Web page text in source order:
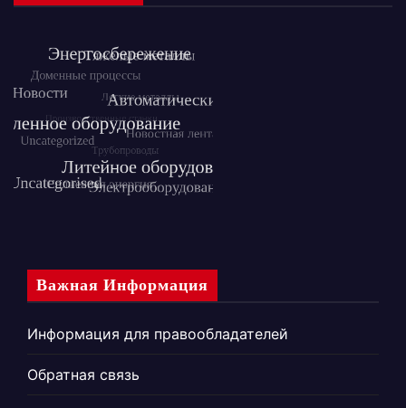
Важная Информация
Информация для правообладателей
Обратная связь